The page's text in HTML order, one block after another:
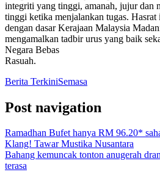
integriti yang tinggi, amanah, jujur dan
tinggi ketika menjalankan tugas.
dengan dasar Kerajaan Malaysia
mengamalkan tadbir urus yang baik
Negara Bebas
Rasuah.
Berita TerkiniSemasa
Post navigation
Ramadhan Bufet hanya RM 96.20*
Klang! Tawar Mustika Nusantara
Bahang kemuncak tonton anugerah
terasa